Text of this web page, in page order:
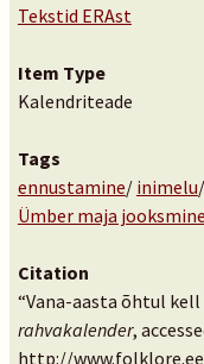
Tekstid ERAst
Item Type
Kalendriteade
Tags
ennustamine/ inimelu/
Ümber maja jooksmine
Citation
“Vana-aasta õhtul kell
rahvakalender,
http://